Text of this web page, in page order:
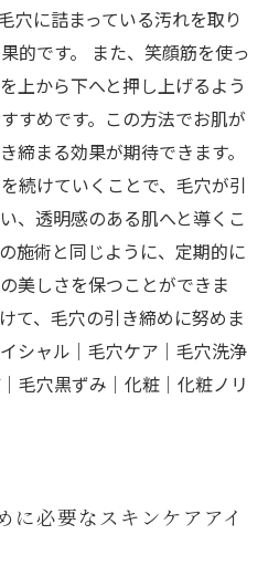
穴に詰まっている汚れを取り
的です。 また、笑顔筋を使っ
上から下へと押し上げるよう
すめです。この方法でお肌が
締まる効果が期待できます。
続けていくことで、毛穴が引
、透明感のある肌へと導くこ
施術と同じように、定期的に
美しさを保つことができま
て、毛穴の引き締めに努めま
シャル｜毛穴ケア｜毛穴洗浄
毛穴黒ずみ｜化粧｜化粧ノリ
に必要なスキンケアアイ